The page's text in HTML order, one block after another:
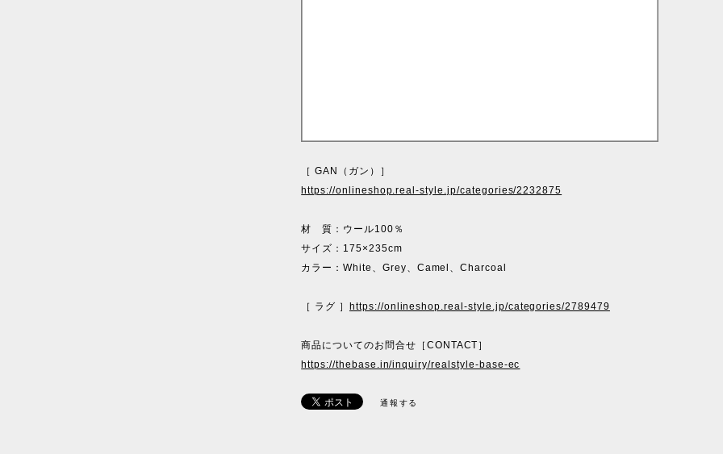
［ GAN（ガン）］
https://onlineshop.real-style.jp/categories/2232875
材 質：ウール100％
サイズ：175×235cm
カラー：White、Grey、Camel、Charcoal
［ ラグ ］ https://onlineshop.real-style.jp/categories/2789479
商品についてのお問合せ［CONTACT］
https://thebase.in/inquiry/realstyle-base-ec
通報する